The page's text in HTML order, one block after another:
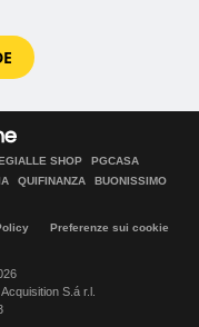
SHOP
PGCASA
QUIFINANZA
BUONISSIMO
Preferenze sui cookie
S.á r.l.